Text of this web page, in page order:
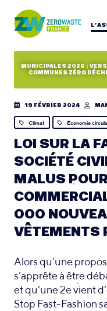
MUNICIPALES 2026 : VERS
COMMUNES ZÉRO
19 FÉVRIER 2024
Climat Économie
LOI SUR LA
SOCIÉTÉ
MALUS
000
VÊTEMENTS
Alors qu’une
s’apprête à être
et qu’une 2e vient
Stop Fast-Fashion